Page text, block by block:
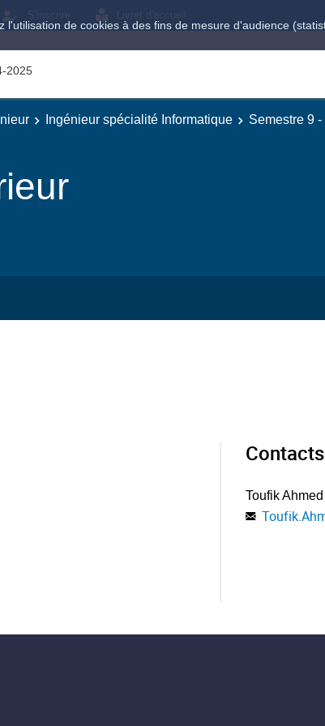
de cookies à des fins de mesure d'audience
S'inscrire Livret d'accueil
2025
Ingénieur spécialité Informatique Semestre 9
Contacts
Toufik Ahmed